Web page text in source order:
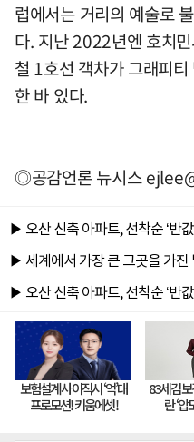
럽에서는 거리의 예술로
다. 지난 2022년엔 호치
철 1호선 객차가 그래피
한 바 있다.
◎공감언론 뉴시스